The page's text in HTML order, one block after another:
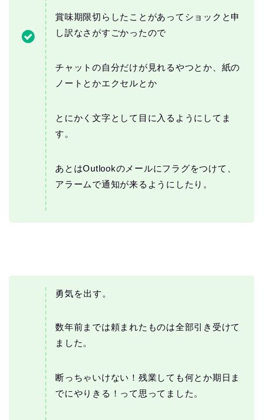
賞味期限切らしたことがあってショックと申
し訳なさがすごかったので
チャットの自分だけが見れるやつとか、紙の
ノートとかエクセルとか
とにかく文字として目に入るようにしてま
す。
あとはOutlookのメールにフラグをつけて、
アラームで通知が来るようにしたり。
勇気を出す。
数年前までは頼まれたものは全部引き受けて
ました。
断っちゃいけない！残業しても何とか期日ま
でにやりきる！って思ってました。